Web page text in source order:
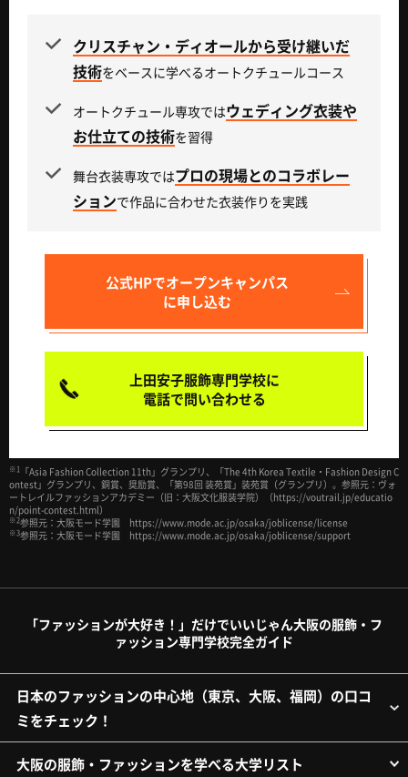
クリスチャン・ディオールから受け継いだ
技術をベースに学べるオートクチュールコース
オートクチュール専攻ではウェディング衣装や
お仕立ての技術を習得
舞台衣装専攻ではプロの現場とのコラボレー
ションで作品に合わせた衣装作りを実践
公式HPでオープンキャンパス
に申し込む
上田安子服飾専門学校に
電話で問い合わせる
※1
「Asia Fashion Collection 11th」グランプリ、「The 4th Korea Textile・Fashion Design C
ontest」グランプリ、銅賞、奨励賞、「第98回 装苑賞」装苑賞（グランプリ）。参照元：ヴォ
ートレイルファッションアカデミー（旧：大阪文化服装学院）（https://voutrail.jp/educatio
n/point-contest.html）
※2参照元：大阪モード学園 https://www.mode.ac.jp/osaka/joblicense/license
※3参照元：大阪モード学園 https://www.mode.ac.jp/osaka/joblicense/support
「ファッションが大好き！」だけでいいじゃん大阪の服飾・フ
ァッション専門学校完全ガイド
日本のファッションの中心地（東京、大阪、福岡）の口コ
ミをチェック！
大阪の服飾・ファッションを学べる大学リスト